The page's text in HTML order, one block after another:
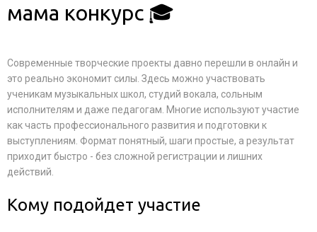
мама конкурс 🎓
Современные творческие проекты давно перешли в онлайн и
это реально экономит силы. Здесь можно участвовать
ученикам музыкальных школ, студий вокала, сольным
исполнителям и даже педагогам. Многие используют участие
как часть профессионального развития и подготовки к
выступлениям. Формат понятный, шаги простые, а результат
приходит быстро - без сложной регистрации и лишних
действий.
Кому подойдет участие